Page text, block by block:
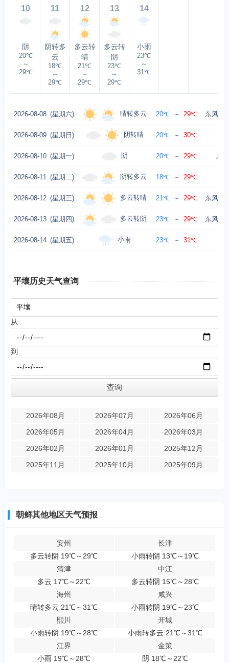
10
阴
20℃
～
29℃
11
阴转多
云
18℃
～
29℃
12
多云转
晴
21℃
～
29℃
13
多云转
阴
23℃
～
29℃
14
小雨
23℃
～
31℃
2026-08-08 (星期六) 晴转多云 20℃ ～ 29℃ 东风转
2026-08-09 (星期日) 阴转晴 20℃ ～ 30℃
2026-08-10 (星期一) 阴 20℃ ～ 29℃ 东
2026-08-11 (星期二) 阴转多云 18℃ ～ 29℃
2026-08-12 (星期三) 多云转晴 21℃ ～ 29℃ 东风转
2026-08-13 (星期四) 多云转阴 23℃ ～ 29℃ 东风转
2026-08-14 (星期五) 小雨 23℃ ～ 31℃
平壤历史天气查询
从
到
2026年08月 2026年07月
2026年06月
2026年05月
2026年04月
2026年03月
2026年02月
2026年01月
2025年12月
2025年11月
2025年10月 2025年09月
朝鲜其他地区天气预报
安州
多云转阴 19℃～29℃
长津
小雨转阴 13℃～19℃
清津
多云 17℃～22℃
中江
多云转阴 15℃～28℃
海州
晴转多云 21℃～31℃
咸兴
小雨转阴 19℃～23℃
熙川
小雨转阴 19℃～28℃
开城
小雨转多云 21℃～31℃
江界
小雨 19℃～28℃
金策
阴 18℃～22℃